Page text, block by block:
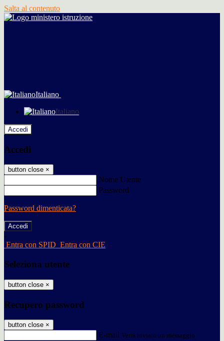
Salta al contenuto
Italiano
Italiano
Accedi
Accedi
button close ×
Nome Utente
Password
Password dimenticata?
-
Entra con SPID Entra con CIE
Seleziona utente
button close ×
Recupero password
button close ×
E-mail Verrà inviato un messaggio